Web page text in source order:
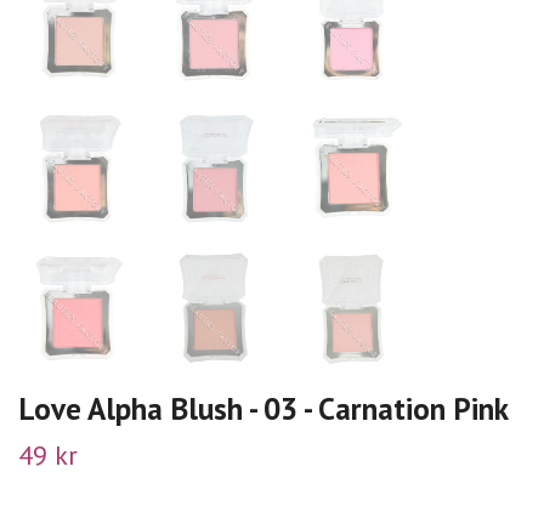
Love Alpha Blush - 03 - Carnation Pink
49 kr